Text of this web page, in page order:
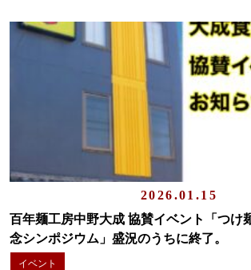
2026.01.15
百年麺工房中野大成 協賛イベント「つけ
念シンポジウム」盛況のうちに終了。
イベント